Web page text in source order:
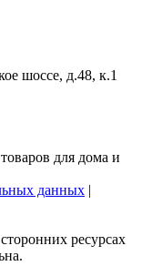
шоссе, д.48, к.1
для дома и
данных |
ресурсах